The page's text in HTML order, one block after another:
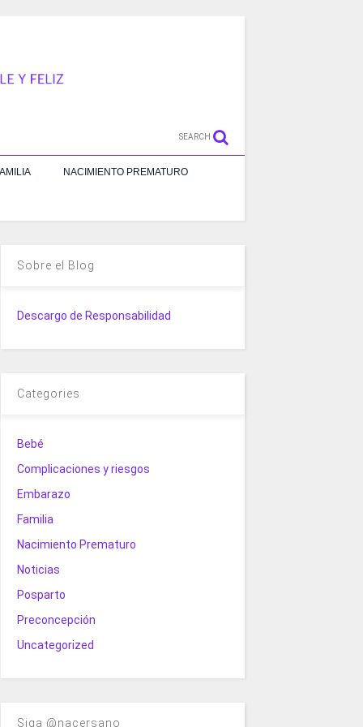
SEARCH
NACIMIENTO PREMATURO
Sobre el Blog
Descargo de Responsabilidad
Categories
Bebé
Complicaciones y riesgos
Embarazo
Familia
Nacimiento Prematuro
Noticias
Posparto
Preconcepción
Uncategorized
Siga @nacersano